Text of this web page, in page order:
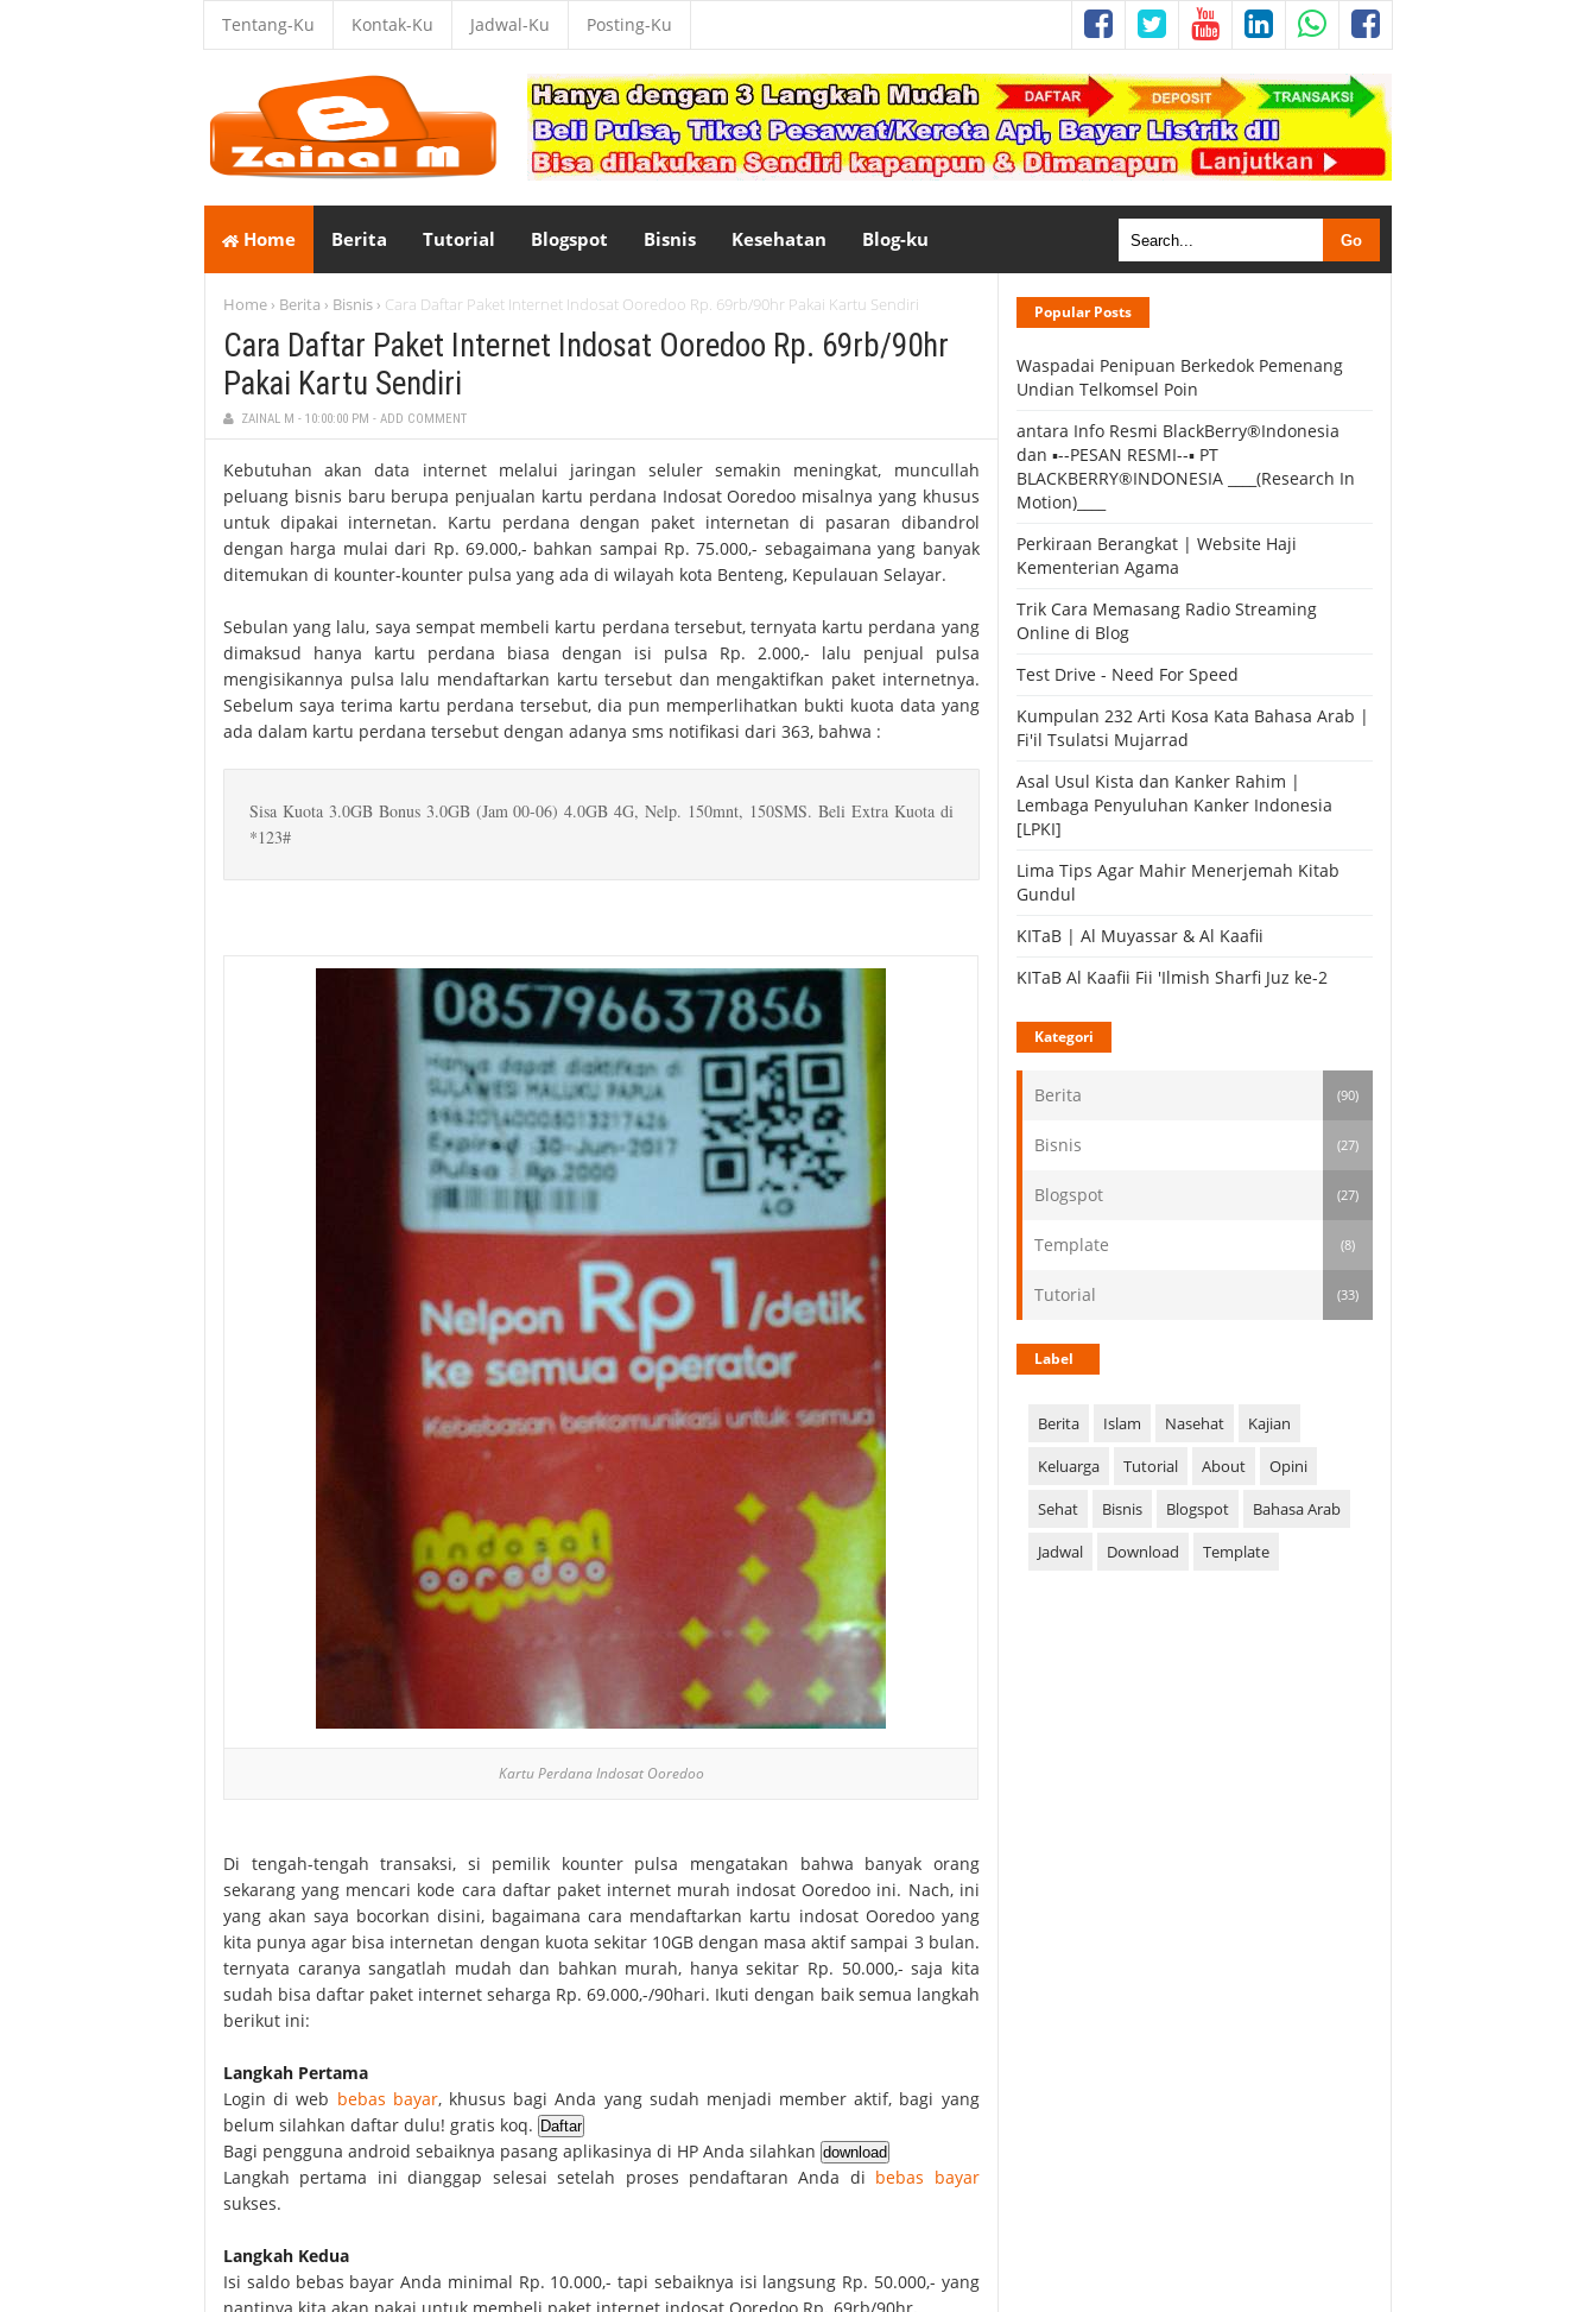
Tentang-Ku Kontak-Ku Jadwal-Ku Posting-Ku
Home Berita Tutorial Blogspot Bisnis Kesehatan Blog-ku
Home › Berita › Bisnis › Cara Daftar Paket Internet Indosat Ooredoo Rp. 69rb/90hr Pakai Kartu Sendiri
Cara Daftar Paket Internet Indosat Ooredoo Rp. 69rb/90hr
Pakai Kartu Sendiri
ZAINAL M - 10:00:00 PM - ADD COMMENT
Kebutuhan akan data internet melalui jaringan seluler semakin meningkat, muncullah
peluang bisnis baru berupa penjualan kartu perdana Indosat Ooredoo misalnya yang khusus
untuk dipakai internetan. Kartu perdana dengan paket internetan di pasaran dibandrol
dengan harga mulai dari Rp. 69.000,- bahkan sampai Rp. 75.000,- sebagaimana yang banyak
ditemukan di kounter-kounter pulsa yang ada di wilayah kota Benteng, Kepulauan Selayar.
Sebulan yang lalu, saya sempat membeli kartu perdana tersebut, ternyata kartu perdana yang
dimaksud hanya kartu perdana biasa dengan isi pulsa Rp. 2.000,- lalu penjual pulsa
mengisikannya pulsa lalu mendaftarkan kartu tersebut dan mengaktifkan paket internetnya.
Sebelum saya terima kartu perdana tersebut, dia pun memperlihatkan bukti kuota data yang
ada dalam kartu perdana tersebut dengan adanya sms notifikasi dari 363, bahwa :
Sisa Kuota 3.0GB Bonus 3.0GB (Jam 00-06) 4.0GB 4G, Nelp. 150mnt, 150SMS. Beli Extra Kuota di
*123#
Kartu Perdana Indosat Ooredoo
Di tengah-tengah transaksi, si pemilik kounter pulsa mengatakan bahwa banyak orang
sekarang yang mencari kode cara daftar paket internet murah indosat Ooredoo ini. Nach, ini
yang akan saya bocorkan disini, bagaimana cara mendaftarkan kartu indosat Ooredoo yang
kita punya agar bisa internetan dengan kuota sekitar 10GB dengan masa aktif sampai 3 bulan.
ternyata caranya sangatlah mudah dan bahkan murah, hanya sekitar Rp. 50.000,- saja kita
sudah bisa daftar paket internet seharga Rp. 69.000,-/90hari. Ikuti dengan baik semua langkah
berikut ini:
Langkah Pertama
Login di web bebas bayar, khusus bagi Anda yang sudah menjadi member aktif, bagi yang
belum silahkan daftar dulu! gratis koq.
Bagi pengguna android sebaiknya pasang aplikasinya di HP Anda silahkan
Langkah pertama ini dianggap selesai setelah proses pendaftaran Anda di bebas bayar
sukses.
Langkah Kedua
Isi saldo bebas bayar Anda minimal Rp. 10.000,- tapi sebaiknya isi langsung Rp. 50.000,- yang
nantinya kita akan pakai untuk membeli paket internet indosat Ooredoo Rp. 69rb/90hr.
Popular Posts
Waspadai Penipuan Berkedok Pemenang
Undian Telkomsel Poin
antara Info Resmi BlackBerry®Indonesia
dan ▪--PESAN RESMI--▪ PT
BLACKBERRY®INDONESIA ____(Research In
Motion)____
Perkiraan Berangkat | Website Haji
Kementerian Agama
Trik Cara Memasang Radio Streaming
Online di Blog
Test Drive - Need For Speed
Kumpulan 232 Arti Kosa Kata Bahasa Arab |
Fi'il Tsulatsi Mujarrad
Asal Usul Kista dan Kanker Rahim |
Lembaga Penyuluhan Kanker Indonesia
[LPKI]
Lima Tips Agar Mahir Menerjemah Kitab
Gundul
KITaB | Al Muyassar & Al Kaafii
KITaB Al Kaafii Fii 'Ilmish Sharfi Juz ke-2
Kategori
Berita (90)
Bisnis (27)
Blogspot (27)
Template (8)
Tutorial (33)
Label
Berita Islam Nasehat
Kajian
Keluarga
Tutorial About
Opini
Sehat
Bisnis Blogspot
Bahasa Arab
Jadwal
Download Template